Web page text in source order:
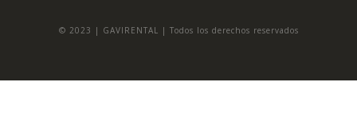
© 2023 | GAVIRENTAL | Todos los derechos reservados